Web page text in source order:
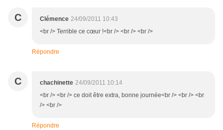
C Clémence 24/09/2011 10:43
<br /> Terrible ce cœur !<br /> <br /> <br />
Répondre
C chachinette 24/09/2011 10:14
<br /> <br /> ce doit être extra, bonne journée<br /> <br /> <br
/> <br />
Répondre